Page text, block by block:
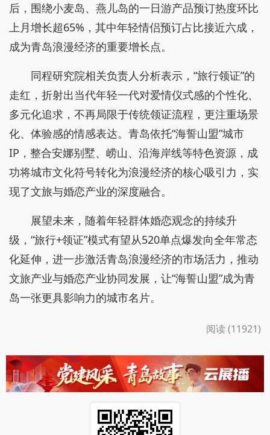
后，围绕小麦岛、燕儿岛的一日游产品预订热度环比
上月增长超65%，其中年轻情侣预订占比接近六成，
成为青岛浪漫经济的重要增长点。
同程研究院相关负责人分析表示，“旅行领证”的
走红，折射出当代年轻一代对爱情仪式感的个性化、
多元化追求，不再局限于传统领证流程，更注重场景
化、体验感的情感表达。青岛依托“海誓山盟”城市
IP，整合安娜别墅、崂山、沿海岸线等特色资源，成
功将城市文化符号转化为浪漫经济的核心吸引力，实
现了文旅与婚恋产业的深度融合。
展望未来，随着年轻群体婚恋观念的持续升
级，“旅行+领证”模式有望从520单点爆发向全年常态
化延伸，进一步激活青岛浪漫经济的市场活力，推动
文旅产业与婚恋产业协同发展，让“海誓山盟”成为青
岛一张更具影响力的城市名片。
阅读 (11921)